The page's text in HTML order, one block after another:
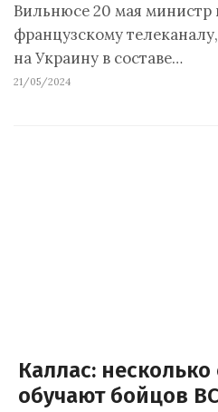
Вильнюсе 20 мая министр
французскому
на Украину в составе…
21/05/2024
Каллас:
обучают бойцов